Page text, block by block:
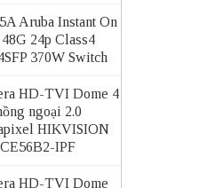
Aruba Instant On
24p Class4
370W Switch
HD-TVI Dome 4
ngoại 2.0
HIKVISION
IPF
HD-TVI Dome